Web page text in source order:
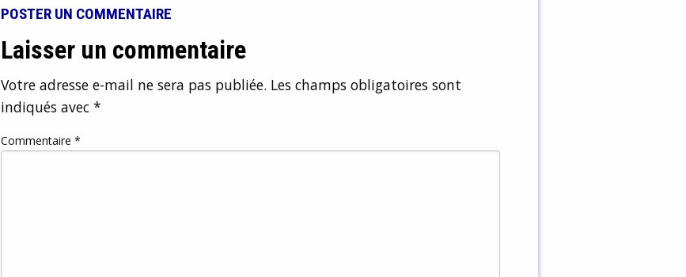
POSTER UN COMMENTAIRE
Laisser un commentaire
Votre adresse e-mail ne sera pas publiée. Les champs obligatoires sont
indiqués avec *
Commentaire *